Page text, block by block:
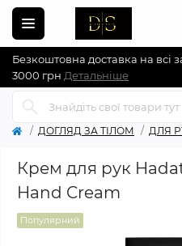
Безкоштовна доставка на всі
3000 грн Детальніше
ДОГЛЯД ЗА ТІЛОМ ДЛЯ
Крем для рук
Hand Cream
Популярний